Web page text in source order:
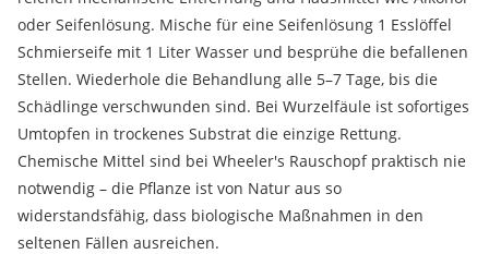
oder Seifenlösung. Mische für eine Seifenlösung 1 Esslöffel
Schmierseife mit 1 Liter Wasser und besprühe die befallenen
Stellen. Wiederhole die Behandlung alle 5–7 Tage, bis die
Schädlinge verschwunden sind. Bei Wurzelfäule ist sofortiges
Umtopfen in trockenes Substrat die einzige Rettung.
Chemische Mittel sind bei Wheeler's Rauschopf praktisch nie
notwendig – die Pflanze ist von Natur aus so
widerstandsfähig, dass biologische Maßnahmen in den
seltenen Fällen ausreichen.